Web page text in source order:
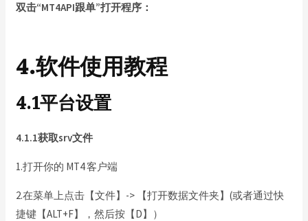
双击“MT4API跟单”打开程序：
4.软件使用教程
4.1平台设置
4.1.1获取srv文件
1.打开你的 MT4 客户端
2.在菜单上点击【文件】-> 【打开数据文件夹】(或者通过快
捷键【ALT+F】，然后按【D】）